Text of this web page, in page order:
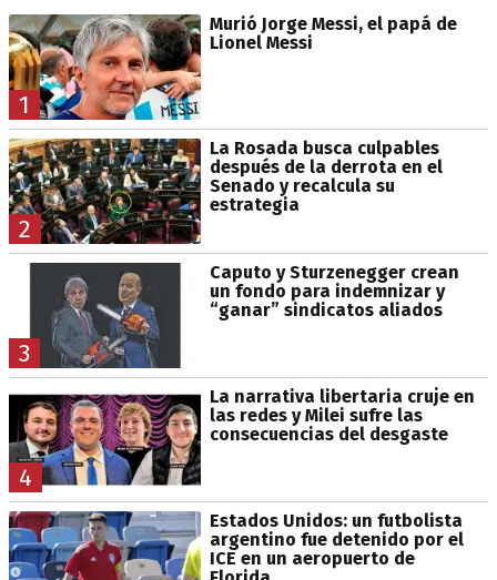
1
Murió Jorge Messi, el papá de
Lionel Messi
2
La Rosada busca culpables
después de la derrota en el
Senado y recalcula su
estrategia
3
Caputo y Sturzenegger crean
un fondo para indemnizar y
“ganar” sindicatos aliados
4
La narrativa libertaria cruje en
las redes y Milei sufre las
consecuencias del desgaste
Estados Unidos: un futbolista
argentino fue detenido por el
ICE en un aeropuerto de